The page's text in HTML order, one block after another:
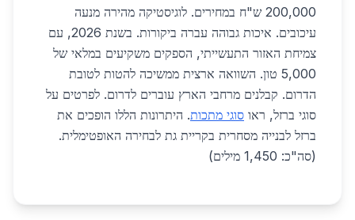
200,000 ש"ח במחירים. לוגיסטיקה מהירה מנעה
עיכובים. איכות גבוהה עברה ביקורות. בשנת 2026, עם
צמיחת האזור התעשייתי, הספקים משקיעים במלאי של
5,000 טון. השוואה ארצית ממשיכה להטות לטובת
הדרום. קבלנים מרחבי הארץ עוברים לדרום. לפרטים על
סוגי ברזל, ראו סוגי מתכות. היתרונות הללו הופכים את
ברזל לבנייה מסחרית בקריית גת לבחירה האופטימלית.
(סה"כ: 1,450 מילים)